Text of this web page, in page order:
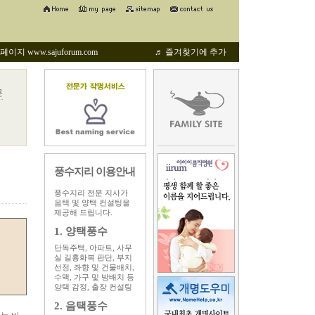
이지 www.sajuforum.com ♬ 즐겨찾기에 추가
풍수지리 이용안내
풍수지리 전문 지사가
음택 및 양택 컨설팅을
제공해 드립니다.
1. 양택풍수
단독주택, 아파트, 사무
실 길흉화복 판단, 부지
선정, 좌향 및 건물배치,
수맥, 가구 및 방배치 등
양택 감정, 출장 컨설팅
2. 음택풍수